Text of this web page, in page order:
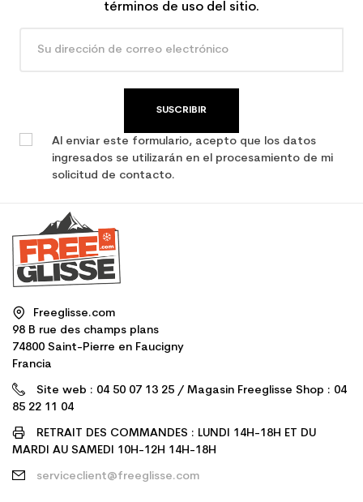
términos de uso del sitio.
SUSCRIBIR
Al enviar este formulario, acepto que los datos
ingresados se utilizarán en el procesamiento de mi
solicitud de contacto.
Freeglisse.com
98 B rue des champs plans
74800 Saint-Pierre en Faucigny
Francia
Site web : 04 50 07 13 25 / Magasin Freeglisse Shop : 04
85 22 11 04
RETRAIT DES COMMANDES : LUNDI 14H-18H ET DU
MARDI AU SAMEDI 10H-12H 14H-18H
serviceclient@freeglisse.com